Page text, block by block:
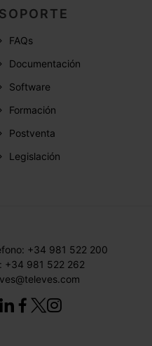
SOPORTE
FAQs
Documentación
Software
Formación
Postventa
Legislación
+34 981 522 200
+34 981 522 262